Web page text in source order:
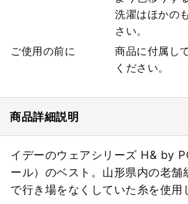
洗濯はほかの
さい。
ご使用の前に
商品に付属し
ください。
商品詳細説明
イデーのウェアシリーズ H& by
ール）のベスト。山形県内の老舗
で行き場をなくしていた糸を使用